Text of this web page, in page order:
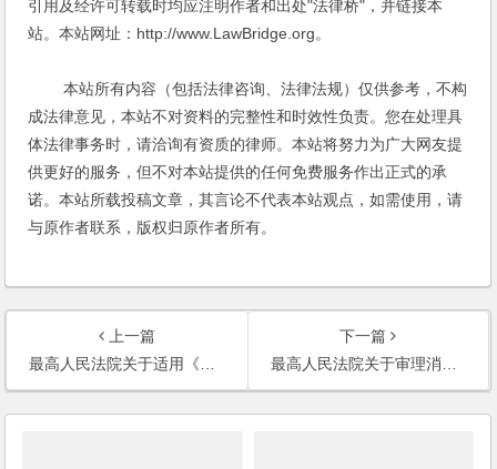
引用及经许可转载时均应注明作者和出处"法律桥"，并链接本
站。本站网址：http://www.LawBridge.org。
本站所有内容（包括法律咨询、法律法规）仅供参考，不构
成法律意见，本站不对资料的完整性和时效性负责。您在处理具
体法律事务时，请洽询有资质的律师。本站将努力为广大网友提
供更好的服务，但不对本站提供的任何免费服务作出正式的承
诺。本站所载投稿文章，其言论不代表本站观点，如需使用，请
与原作者联系，版权归原作者所有。
上一篇
最高人民法院关于适用《中华人民共和国物权法》若干问题的解释（一）
下一篇
最高人民法院关于审理消费民事公益诉讼案件适用法律若干问题的解释